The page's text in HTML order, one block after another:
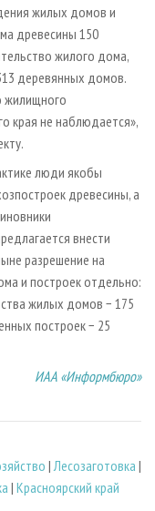
жилых домов и
древесины 150
жилого дома,
деревянных домов.
жилищного
края не наблюдается»,
люди якобы
древесины, а
внести
разрешение на
и построек отдельно:
жилых домов − 175
построек − 25
ИАА «Информбюро»
|Лесозаготовка |
| Красноярский край